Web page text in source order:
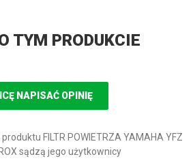
TYM PRODUKCIE
NAPISAĆ OPINIĘ
FILTR POWIETRZA YAMAHA YFZ
sądzą jego użytkownicy